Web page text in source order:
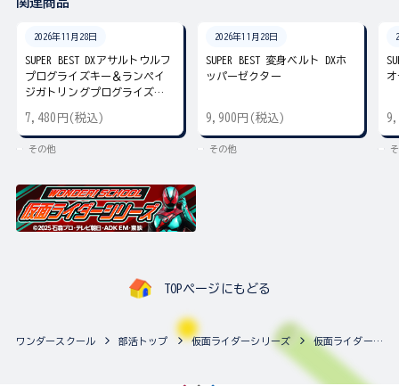
2026年11月28日
SUPER BEST DXアサルトウルフ
プログライズキー＆ランペイ
ジガトリングプログライズキ
7,480円(税込)
その他
2026年11月28日
SUPER BEST 変身ベルト DXホ
ッパーゼクター
9,900円(税込)
その他
TOPページにもどる
ワンダースクール 部活トップ 仮面ライダーシリーズ 仮面ライダーシリーズの最新商品一覧